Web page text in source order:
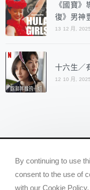
《國寶
復》男神
13 12 月, 2025
十六生／
12 10 月, 2025
Now Q
By continuing to use
consent to the use of
with our Cookie Policy.